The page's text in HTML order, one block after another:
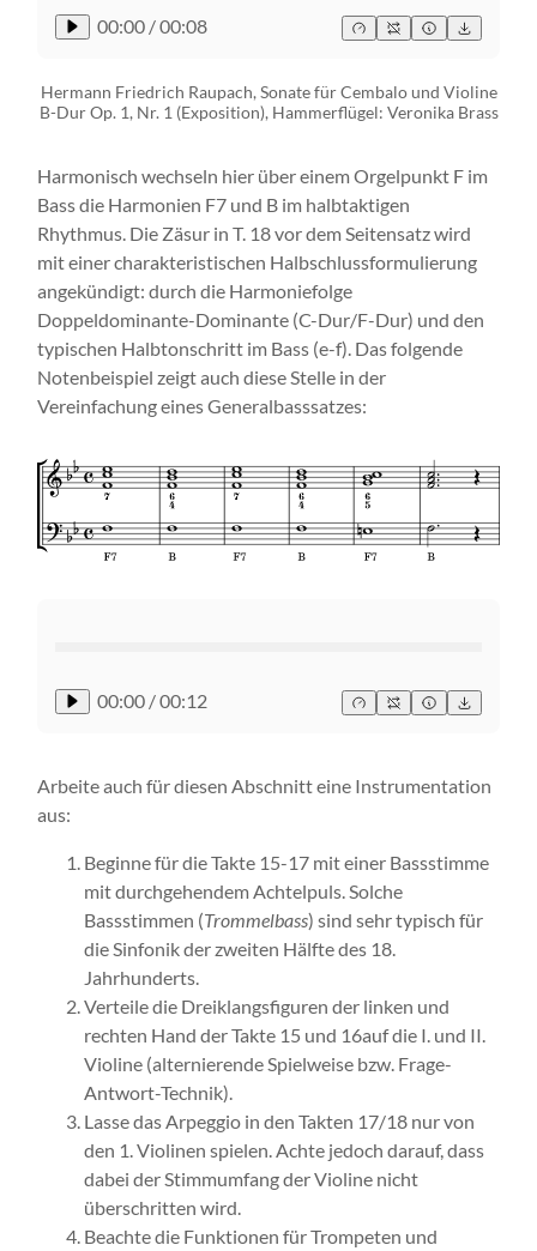
00:00 /00:08
Hermann Friedrich Raupach, Sonate für Cembalo und Violine
B-Dur Op. 1, Nr. 1 (Exposition), Hammerflügel: Veronika Brass
Harmonisch wechseln hier über einem Orgelpunkt F im
Bass die Harmonien F7 und B im halbtaktigen
Rhythmus. Die Zäsur in T. 18 vor dem Seitensatz wird
mit einer charakteristischen Halbschlussformulierung
angekündigt: durch die Harmoniefolge
Doppeldominante-Dominante (C-Dur/F-Dur) und den
typischen Halbtonschritt im Bass (e-f). Das folgende
Notenbeispiel zeigt auch diese Stelle in der
Vereinfachung eines Generalbasssatzes:
00:00 /00:12
Arbeite auch für diesen Abschnitt eine Instrumentation
aus:
Beginne für die Takte 15-17 mit einer Bassstimme
mit durchgehendem Achtelpuls. Solche
Bassstimmen (Trommelbass) sind sehr typisch für
die Sinfonik der zweiten Hälfte des 18.
Jahrhunderts.
Verteile die Dreiklangsfiguren der linken und
rechten Hand der Takte 15 und 16auf die I. und II.
Violine (alternierende Spielweise bzw. Frage-
Antwort-Technik).
Lasse das Arpeggio in den Takten 17/18 nur von
den 1. Violinen spielen. Achte jedoch darauf, dass
dabei der Stimmumfang der Violine nicht
überschritten wird.
Beachte die Funktionen für Trompeten und